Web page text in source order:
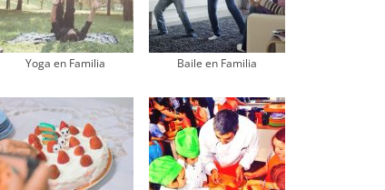
Yoga en Familia Baile en Familia